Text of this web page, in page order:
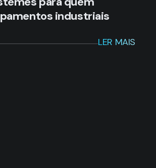
industriais
LER MAIS